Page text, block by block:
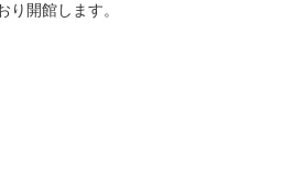
開館します。